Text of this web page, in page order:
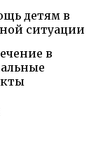
детям в
ситуации
в